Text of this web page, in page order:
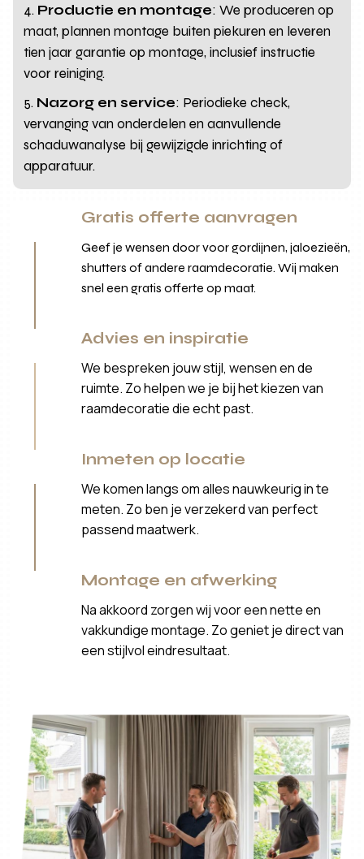
Productie en montage: We produceren op
maat, plannen montage buiten piekuren en leveren
tien jaar garantie op montage, inclusief instructie
voor reiniging.
Nazorg en service: Periodieke check,
vervanging van onderdelen en aanvullende
schaduwanalyse bij gewijzigde inrichting of
apparatuur.
Gratis offerte aanvragen
Geef je wensen door voor gordijnen, jaloezieën,
shutters of andere raamdecoratie. Wij maken
snel een gratis offerte op maat.
Advies en inspiratie
We bespreken jouw stijl, wensen en de
ruimte. Zo helpen we je bij het kiezen van
raamdecoratie die echt past.
Inmeten op locatie
We komen langs om alles nauwkeurig in te
meten. Zo ben je verzekerd van perfect
passend maatwerk.
Montage en afwerking
Na akkoord zorgen wij voor een nette en
vakkundige montage. Zo geniet je direct van
een stijlvol eindresultaat.